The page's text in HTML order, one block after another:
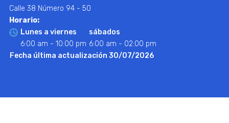
Calle 38 Número 94 - 50
Horario:
Lunes a viernes
6:00 am - 10:00 pm
sábados
6:00 am - 02:00 pm
Fecha última actualización 30/07/2026